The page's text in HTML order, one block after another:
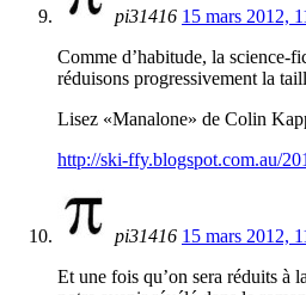
pi31416 15 mars 2012,
Comme d’habitude, la science-
réduisons progressivement la
Lisez «Manalone» de Colin
http://ski-ffy.blogspot.com.au/
pi31416 15 mars 2012,
Et une fois qu’on sera réduits à